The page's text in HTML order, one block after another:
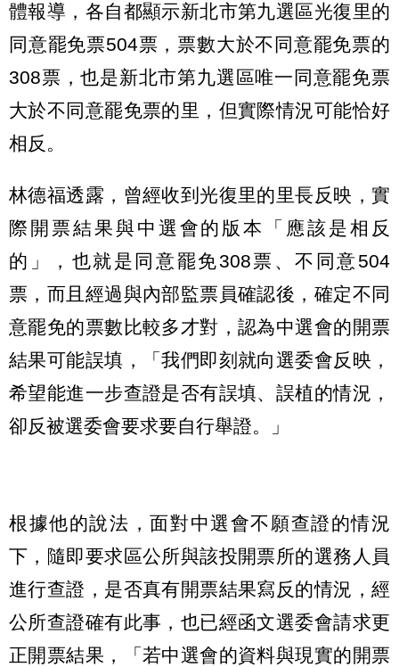
體報導，各自都顯示新北市第九選區光復里的
同意罷免票504票，票數大於不同意罷免票的
308票，也是新北市第九選區唯一同意罷免票
大於不同意罷免票的里，但實際情況可能恰好
相反。
林德福透露，曾經收到光復里的里長反映，實
際開票結果與中選會的版本「應該是相反
的」，也就是同意罷免308票、不同意504
票，而且經過與內部監票員確認後，確定不同
意罷免的票數比較多才對，認為中選會的開票
結果可能誤填，「我們即刻就向選委會反映，
希望能進一步查證是否有誤填、誤植的情況，
卻反被選委會要求要自行舉證。」
根據他的說法，面對中選會不願查證的情況
下，隨即要求區公所與該投開票所的選務人員
進行查證，是否真有開票結果寫反的情況，經
公所查證確有此事，也已經函文選委會請求更
正開票結果，「若中選會的資料與現實的開票